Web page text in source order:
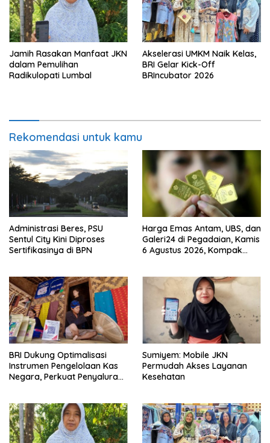
Jamih Rasakan Manfaat JKN
dalam Pemulihan
Radikulopati Lumbal
Akselerasi UMKM Naik Kelas,
BRI Gelar Kick-Off
BRIncubator 2026
Rekomendasi untuk kamu
Administrasi Beres, PSU
Sentul City Kini Diproses
Sertifikasinya di BPN
Harga Emas Antam, UBS, dan
Galeri24 di Pegadaian, Kamis
6 Agustus 2026, Kompak
BRI Dukung Optimalisasi
Instrumen Pengelolaan Kas
Negara, Perkuat Penyaluran
Sumiyem: Mobile JKN
Permudah Akses Layanan
Kesehatan